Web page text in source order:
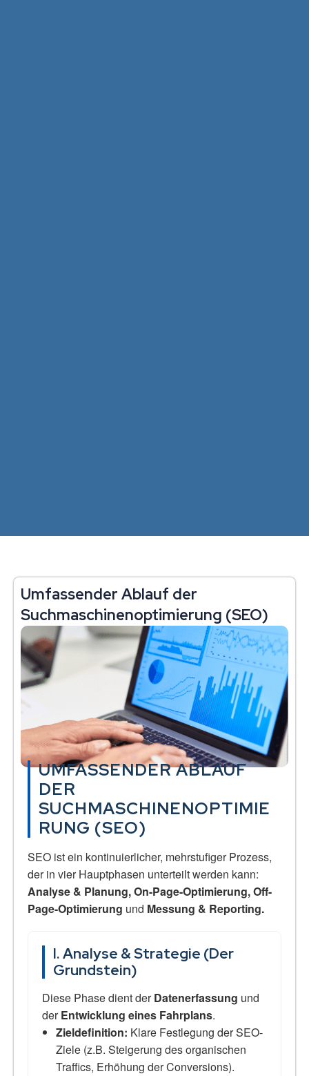
Umfassender Ablauf der
Suchmaschinenoptimierung (SEO)
UMFASSENDER ABLAUF
DER
SUCHMASCHINENOPTIMIE
RUNG (SEO)
SEO ist ein kontinuierlicher, mehrstufiger Prozess,
der in vier Hauptphasen unterteilt werden kann:
Analyse & Planung, On-Page-Optimierung, Off-
Page-Optimierung und Messung & Reporting.
I. Analyse & Strategie (Der
Grundstein)
Diese Phase dient derDatenerfassung und
derEntwicklung eines Fahrplans.
Zieldefinition: Klare Festlegung der SEO-
Ziele (z.B. Steigerung des organischen
Traffics, Erhöhung der Conversions).